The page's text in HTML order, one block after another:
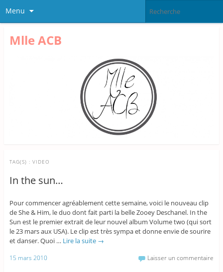
Menu
Mlle ACB
TAG(S) : VIDEO
In the sun…
Pour commencer agréablement cette semaine, voici le nouveau clip
de She & Him, le duo dont fait parti la belle Zooey Deschanel. In the
Sun est le premier extrait de leur nouvel album Volume two (qui sort
le 23 mars aux USA). Le clip est très sympa et donne envie de sourire
et danser. Quoi … Lire la suite →
15 mars 2010 Laisser un commentaire